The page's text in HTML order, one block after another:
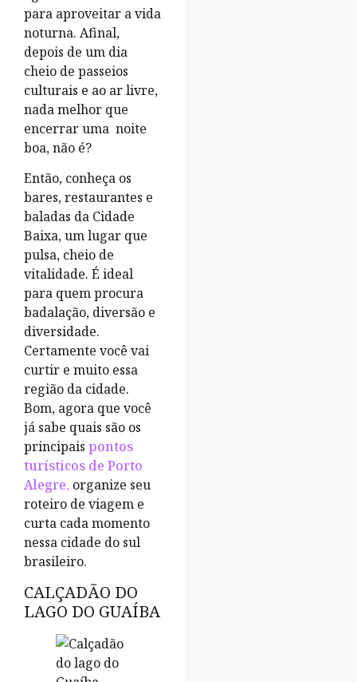
para aproveitar a vida
noturna. Afinal,
depois de um dia
cheio de passeios
culturais e ao ar livre,
nada melhor que
encerrar uma noite
boa, não é?
Então, conheça os
bares, restaurantes e
baladas da Cidade
Baixa, um lugar que
pulsa, cheio de
vitalidade. É ideal
para quem procura
badalação, diversão e
diversidade.
Certamente você vai
curtir e muito essa
região da cidade.
Bom, agora que você
já sabe quais são os
principais pontos
turísticos de Porto
Alegre, organize seu
roteiro de viagem e
curta cada momento
nessa cidade do sul
brasileiro.
CALÇADÃO DO
LAGO DO GUAÍBA